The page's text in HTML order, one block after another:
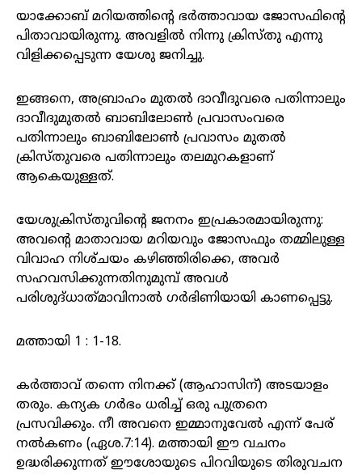
യാക്കോബ്‌ മറിയത്തിന്റെ ഭര്‍ത്താവായ ജോസഫിന്റെ
പിതാവായിരുന്നു. അവളില്‍ നിന്നു ക്രിസ്‌തു എന്നു
വിളിക്കപ്പെടുന്ന യേശു ജനിച്ചു.
ഇങ്ങനെ, അബ്രാഹം മുതല്‍ ദാവീദുവരെ പതിന്നാലും
ദാവീദുമുതല്‍ ബാബിലോണ്‍ പ്രവാസംവരെ
പതിന്നാലും ബാബിലോണ്‍ പ്രവാസം മുതല്‍
ക്രിസ്‌തുവരെ പതിന്നാലും തലമുറകളാണ്‌
ആകെയുള്ളത്‌.
യേശുക്രിസ്‌തുവിന്റെ ജനനം ഇപ്രകാരമായിരുന്നു:
അവന്റെ മാതാവായ മറിയവും ജോസഫും തമ്മിലുള്ള
വിവാഹ നിശ്‌ചയം കഴിഞ്ഞിരിക്കെ, അവര്‍
സഹവസിക്കുന്നതിനുമുമ്പ്‌ അവള്‍
പരിശുദ്‌ധാത്‌മാവിനാല്‍ ഗര്‍ഭിണിയായി കാണപ്പെട്ടു.
മത്തായി 1 : 1-18.
കർത്താവ് തന്നെ നിനക്ക് (ആഹാസിന്) അടയാളം
തരും. കന്യക ഗർഭം ധരിച്ച് ഒരു പുത്രനെ
പ്രസവിക്കും. നീ അവനെ ഇമ്മാനുവേൽ എന്ന് പേര്
നൽകണം (ഏശ.7:14). മത്തായി ഈ വചനം
ഉദ്ധരിക്കുന്നത് ഈശോയുടെ പിറവിയുടെ തിരുവചന